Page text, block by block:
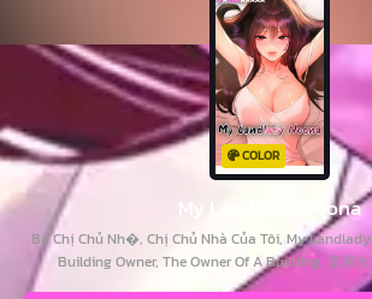
COLOR
My Landlady Noona
Bà Chị Chủ Nh�, Chị Chủ Nhà Của Tôi, My
Building Owner, The Owner Of A Building, 富家